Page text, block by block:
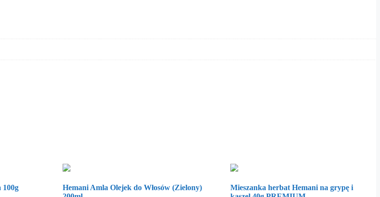
100g
Hemani Amla Olejek do Włosów (Zielony)
Mieszanka herbat Hemani na grypę i